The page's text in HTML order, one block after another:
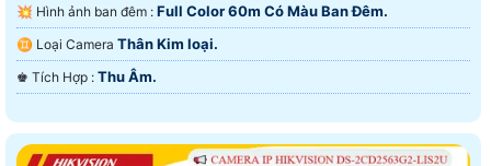
💥 Hình ảnh ban đêm : Full Color 60m Có Màu Ban Ðêm.
♊ Loại Camera Thân Kim loại.
️♚ Tích Hợp : Thu Âm.